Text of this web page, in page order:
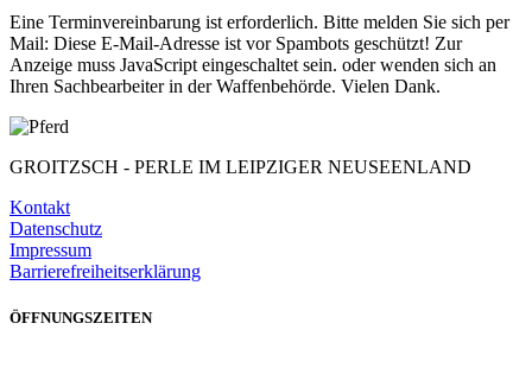
Eine Terminvereinbarung ist erforderlich. Bitte melden Sie sich per
Mail: Diese E-Mail-Adresse ist vor Spambots geschützt! Zur
Anzeige muss JavaScript eingeschaltet sein. oder wenden sich an
Ihren Sachbearbeiter in der Waffenbehörde. Vielen Dank.
GROITZSCH - PERLE IM LEIPZIGER NEUSEENLAND
Kontakt
Datenschutz
Impressum
Barrierefreiheitserklärung
ÖFFNUNGSZEITEN